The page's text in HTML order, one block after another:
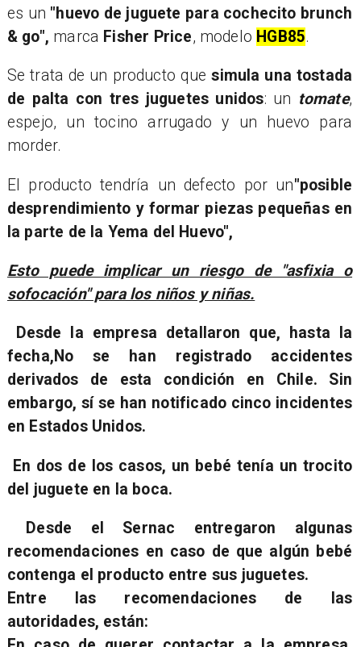
es un "huevo de juguete para cochecito brunch
& go", marca Fisher Price, modelo HGB85.
Se trata de un producto que simula una tostada
de palta con tres juguetes unidos: un tomate,
espejo, un tocino arrugado y un huevo para
morder.
El producto tendría un defecto por un"posible
desprendimiento y formar piezas pequeñas en
la parte de la Yema del Huevo",
Esto puede implicar un riesgo de "asfixia o
sofocación" para los niños y niñas.
Desde la empresa detallaron que, hasta la
fecha,No se han registrado accidentes
derivados de esta condición en Chile. Sin
embargo, sí se han notificado cinco incidentes
en Estados Unidos.
En dos de los casos, un bebé tenía un trocito
del juguete en la boca.
Desde el Sernac entregaron algunas
recomendaciones en caso de que algún bebé
contenga el producto entre sus juguetes.
Entre las recomendaciones de las
autoridades, están: